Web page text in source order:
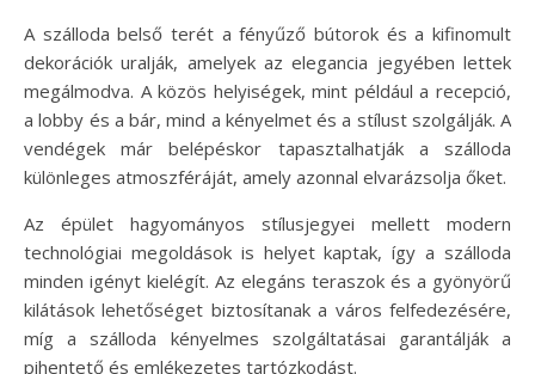
A szálloda belső terét a fényűző bútorok és a kifinomult
dekorációk uralják, amelyek az elegancia jegyében lettek
megálmodva. A közös helyiségek, mint például a recepció,
a lobby és a bár, mind a kényelmet és a stílust szolgálják. A
vendégek már belépéskor tapasztalhatják a szálloda
különleges atmoszféráját, amely azonnal elvarázsolja őket.
Az épület hagyományos stílusjegyei mellett modern
technológiai megoldások is helyet kaptak, így a szálloda
minden igényt kielégít. Az elegáns teraszok és a gyönyörű
kilátások lehetőséget biztosítanak a város felfedezésére,
míg a szálloda kényelmes szolgáltatásai garantálják a
pihentető és emlékezetes tartózkodást.